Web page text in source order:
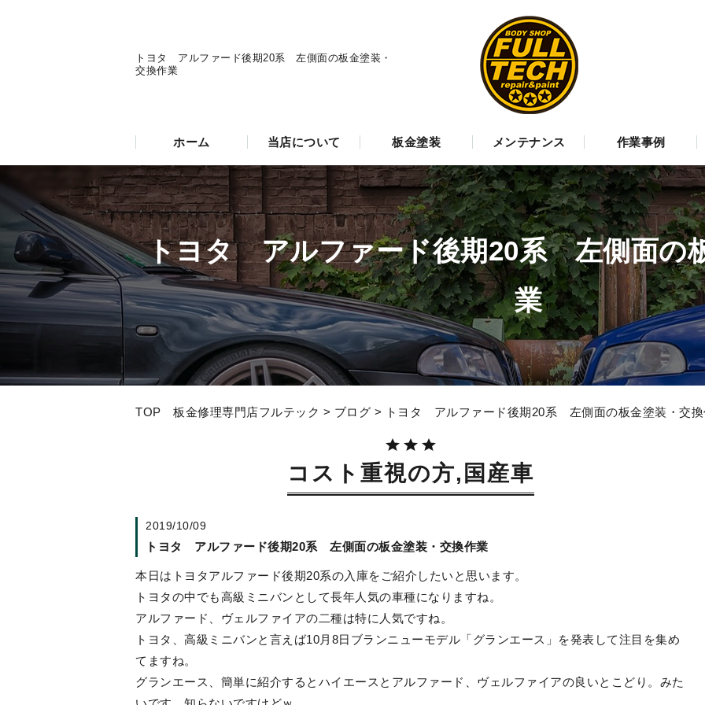
トヨタ アルファード後期20系 左側面の板金塗装・
交換作業
ホーム 当店について 板金塗装 メンテナンス 作業事例
トヨタ アルファード後期20系 左側面の
業
TOP 板金修理専門店フルテック > ブログ > トヨタ アルファード後期20系 左側面の板金塗装・交換
コスト重視の方,国産車
2019/10/09
トヨタ アルファード後期20系 左側面の板金塗装・交換作業
本日はトヨタアルファード後期20系の入庫をご紹介したいと思います。
トヨタの中でも高級ミニバンとして長年人気の車種になりますね。
アルファード、ヴェルファイアの二種は特に人気ですね。
トヨタ、高級ミニバンと言えば10月8日ブランニューモデル「グランエース」を発表して注目を集め
てますね。
グランエース、簡単に紹介するとハイエースとアルファード、ヴェルファイアの良いとこどり。みた